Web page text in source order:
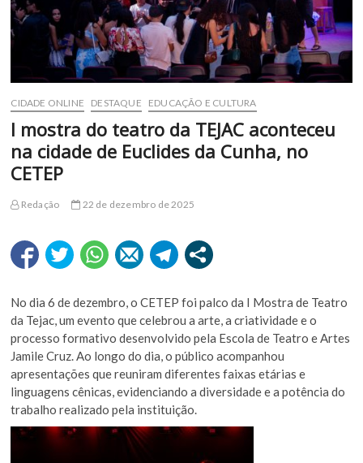
CIDADE ONLINE DESTAQUE EDUCAÇÃO E CULTURA
I mostra do teatro da TEJAC aconteceu
na cidade de Euclides da Cunha, no
CETEP
Redação 22 de dezembro de 2025
No dia 6 de dezembro, o CETEP foi palco da I Mostra de Teatro
da Tejac, um evento que celebrou a arte, a criatividade e o
processo formativo desenvolvido pela Escola de Teatro e Artes
Jamile Cruz. Ao longo do dia, o público acompanhou
apresentações que reuniram diferentes faixas etárias e
linguagens cênicas, evidenciando a diversidade e a potência do
trabalho realizado pela instituição.